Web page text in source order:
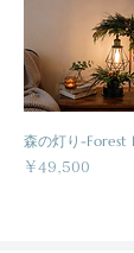
森の灯り-Forest
価格
￥49,500